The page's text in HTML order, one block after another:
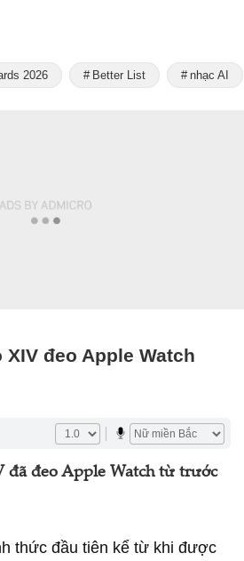
2026 Better List nhạc AI
đeo Apple Watch
đã đeo Apple Watch từ trước
thức đầu tiên kể từ khi được